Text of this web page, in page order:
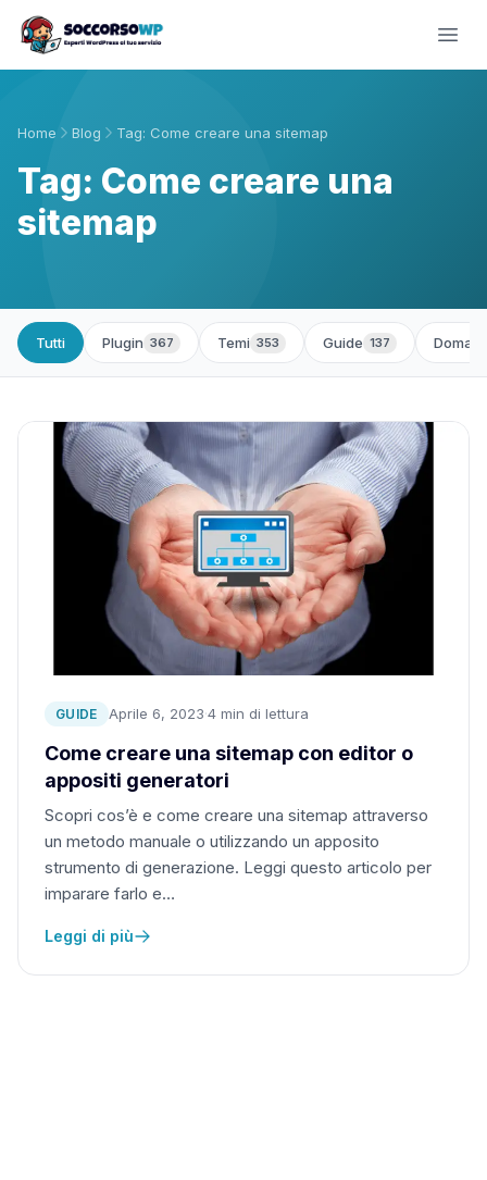
Home Blog Tag: Come creare una sitemap
Tag: Come creare una
sitemap
Tutti Plugin 367 Temi 353 Guide 137
GUIDE Aprile 6, 2023·4 min di lettura
Come creare una sitemap con editor o
appositi generatori
Scopri cos’è e come creare una sitemap attraverso
un metodo manuale o utilizzando un apposito
strumento di generazione. Leggi questo articolo per
imparare farlo e…
Leggi di più